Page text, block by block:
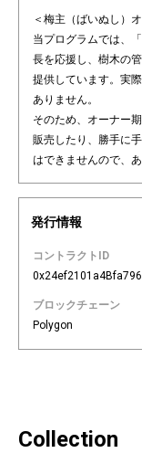
＜梅主（ばいぬし）
当プログラムでは、
長を応援し、樹木の
提供しています。実
ありません。
そのため、オーナー
販売したり、勝手に
はできませんので、
発行情報
コントラクトID
ブロックチェーン
Polygon
Collection